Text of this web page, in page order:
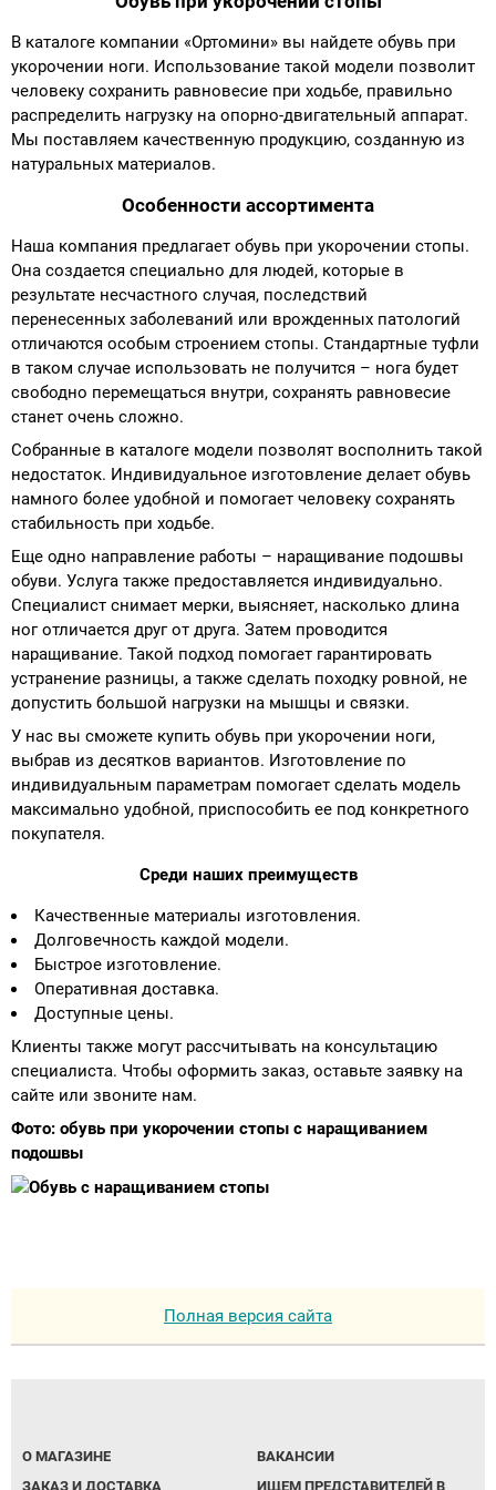
В каталоге компании «Ортомини» вы найдете обувь при
укорочении ноги. Использование такой модели позволит
человеку сохранить равновесие при ходьбе, правильно
распределить нагрузку на опорно-двигательный аппарат.
Мы поставляем качественную продукцию, созданную из
натуральных материалов.
Особенности ассортимента
Наша компания предлагает обувь при укорочении стопы.
Она создается специально для людей, которые в
результате несчастного случая, последствий
перенесенных заболеваний или врожденных патологий
отличаются особым строением стопы. Стандартные туфли
в таком случае использовать не получится – нога будет
свободно перемещаться внутри, сохранять равновесие
станет очень сложно.
Собранные в каталоге модели позволят восполнить такой
недостаток. Индивидуальное изготовление делает обувь
намного более удобной и помогает человеку сохранять
стабильность при ходьбе.
Еще одно направление работы – наращивание подошвы
обуви. Услуга также предоставляется индивидуально.
Специалист снимает мерки, выясняет, насколько длина
ног отличается друг от друга. Затем проводится
наращивание. Такой подход помогает гарантировать
устранение разницы, а также сделать походку ровной, не
допустить большой нагрузки на мышцы и связки.
У нас вы сможете купить обувь при укорочении ноги,
выбрав из десятков вариантов. Изготовление по
индивидуальным параметрам помогает сделать модель
максимально удобной, приспособить ее под конкретного
покупателя.
Среди наших преимуществ
Качественные материалы изготовления.
Долговечность каждой модели.
Быстрое изготовление.
Оперативная доставка.
Доступные цены.
Клиенты также могут рассчитывать на консультацию
специалиста. Чтобы оформить заказ, оставьте заявку на
сайте или звоните нам.
Фото: обувь при укорочении стопы с наращиванием
подошвы
Полная версия сайта
О МАГАЗИНЕ
ЗАКАЗ И ДОСТАВКА
ВАКАНСИИ
ИЩЕМ ПРЕДСТАВИТЕЛЕЙ В
Аппараты на суставы
Санитарные приспособления для
инвалидов
ОПОРЫ, ВЕРТИКАЛИЗАТОРЫ, Оборудование
для ЛФК
Одежда ортопедическая (адаптивная) для
инвалидов
Индивидуальное изготовление